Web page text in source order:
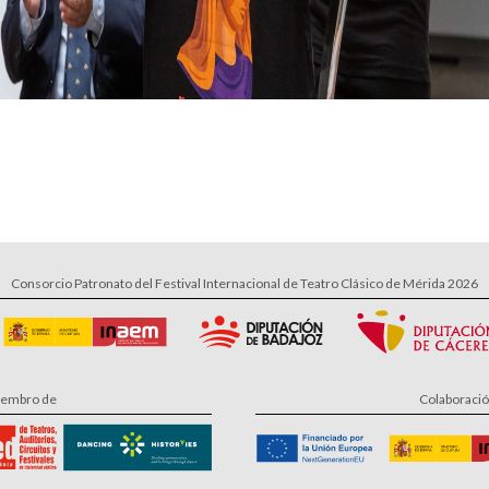
Consorcio Patronato del Festival Internacional de Teatro Clásico de Mérida 2026
de